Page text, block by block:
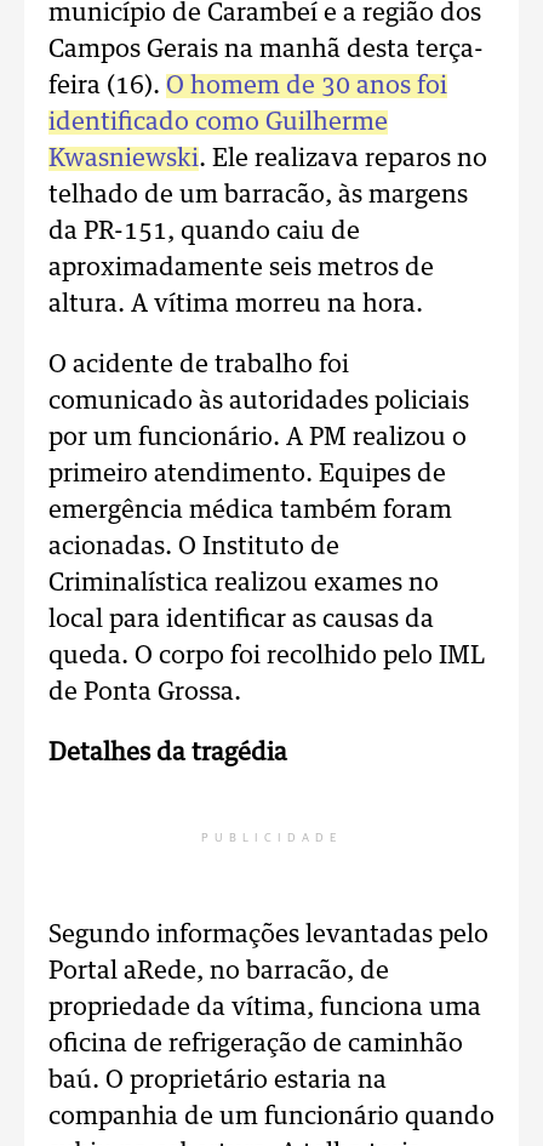
município de Carambeí e a região dos
Campos Gerais na manhã desta terça-
feira (16). O homem de 30 anos foi
identificado como Guilherme
Kwasniewski. Ele realizava reparos no
telhado de um barracão, às margens
da PR-151, quando caiu de
aproximadamente seis metros de
altura. A vítima morreu na hora.
O acidente de trabalho foi
comunicado às autoridades policiais
por um funcionário. A PM realizou o
primeiro atendimento. Equipes de
emergência médica também foram
acionadas. O Instituto de
Criminalística realizou exames no
local para identificar as causas da
queda. O corpo foi recolhido pelo IML
de Ponta Grossa.
Detalhes da tragédia
PUBLICIDADE
Segundo informações levantadas pelo
Portal aRede, no barracão, de
propriedade da vítima, funciona uma
oficina de refrigeração de caminhão
baú. O proprietário estaria na
companhia de um funcionário quando